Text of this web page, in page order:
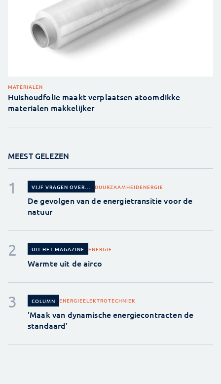
MATERIALEN
Huishoudfolie maakt verplaatsen atoomdikke
materialen makkelijker
MEEST GELEZEN
VIJF VRAGEN OVER... DUURZAAMHEIDENERGIE
De gevolgen van de energietransitie voor de
natuur
UIT HET MAGAZINE ENERGIE
Warmte uit de airco
COLUMN ENERGIEELEKTROTECHNIEK
'Maak van dynamische energiecontracten de
standaard'